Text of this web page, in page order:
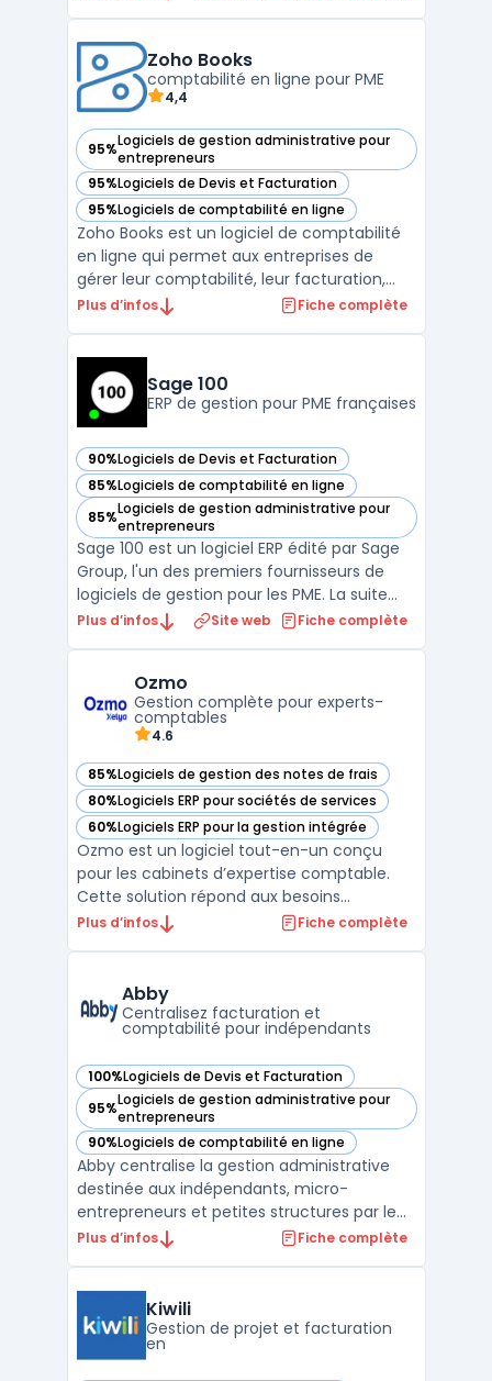
en garantissant une gestion fluide et
efficace ...
Zoho Books
comptabilité en ligne pour PME
4,4
95%Logiciels de gestion administrative pour
entrepreneurs
— voir Zoho Books dans cette catégorie
95%Logiciels de Devis et Facturation
— voir Zoho Books dans cette catégorie
95%Logiciels de comptabilité en ligne
— voir Zoho Books dans cette catégorie
Zoho Books est un logiciel de comptabilité
en ligne qui permet aux entreprises de
gérer leur comptabilité, leur facturation,
leur gestion de stock, leur reporting
leurs tâches administratives et financières,
comme l' ...
Plus d’infos Fiche complète
Sage 100
ERP de gestion pour PME françaises
90%Logiciels de Devis et Facturation
— voir Sage 100 dans cette catégorie
85%Logiciels de comptabilité en ligne
— voir Sage 100 dans cette catégorie
85%Logiciels de gestion administrative pour
entrepreneurs
— voir Sage 100 dans cette catégorie
Sage 100 est un logiciel ERP édité par Sage
Group, l'un des premiers fournisseurs de
logiciels de gestion pour les PME. La suite
couvre la comptabilité générale, la gestion
paie dans un environnement intégré.
Disponible en m ...
Plus d’infos Site web Fiche complète
Ozmo
Gestion complète pour experts-
comptables
4.6
85%Logiciels de gestion des notes de frais
— voir Ozmo dans cette catégorie
80%Logiciels ERP pour sociétés de services
— voir Ozmo dans cette catégorie
60%Logiciels ERP pour la gestion intégrée
— voir Ozmo dans cette catégorie
Ozmo est un logiciel tout-en-un conçu
pour les cabinets d’expertise comptable.
Cette solution répond aux besoins
spécifiques des experts-comptables en
administratifs et la conformité légale. Avec
son interface intuitive, Oz ...
Plus d’infos Fiche complète
Abby
Centralisez facturation et
comptabilité pour indépendants
100%Logiciels de Devis et Facturation
— voir Abby dans cette catégorie
95%Logiciels de gestion administrative pour
entrepreneurs
— voir Abby dans cette catégorie
90%Logiciels de comptabilité en ligne
— voir Abby dans cette catégorie
Abby centralise la gestion administrative
destinée aux indépendants, micro-
entrepreneurs et petites structures par le
biais d’une plateforme en ligne accessible
facturation et le respect des obligations
légale ...
Plus d’infos Fiche complète
Kiwili
Gestion de projet et facturation
en